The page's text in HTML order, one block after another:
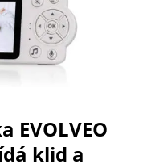
EVOLVEO
klid a